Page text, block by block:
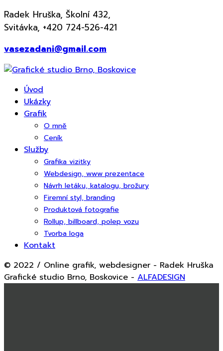
Radek Hruška, Školní 432,
Svitávka, +420 724-526-421
vasezadani@gmail.com
Úvod
Ukázky
Grafik
O mně
Ceník
Služby
Grafika vizitky
Webdesign, www prezentace
Návrh letáku, katalogu, brožury
Firemní styl, branding
Produktová fotografie
Rollup, billboard, polep vozu
Tvorba loga
Kontakt
© 2022 / Online grafik, webdesigner - Radek Hruška
Grafické studio Brno, Boskovice - ALFADESIGN